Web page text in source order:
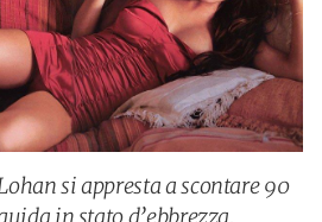
si appresta a scontare 90